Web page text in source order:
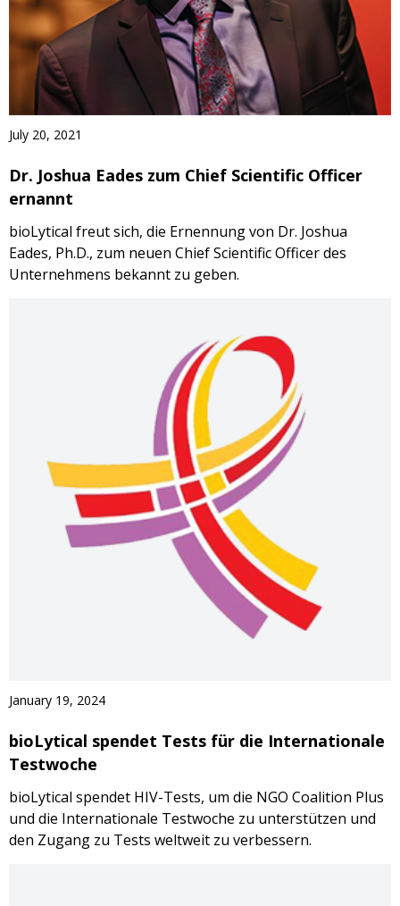
July 20, 2021
Dr. Joshua Eades zum Chief Scientific Officer
ernannt
bioLytical freut sich, die Ernennung von Dr. Joshua
Eades, Ph.D., zum neuen Chief Scientific Officer des
Unternehmens bekannt zu geben.
January 19, 2024
bioLytical spendet Tests für die Internationale
Testwoche
bioLytical spendet HIV-Tests, um die NGO Coalition Plus
und die Internationale Testwoche zu unterstützen und
den Zugang zu Tests weltweit zu verbessern.